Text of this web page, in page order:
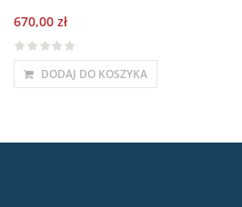
670,00 zł
DODAJ DO KOSZYKA